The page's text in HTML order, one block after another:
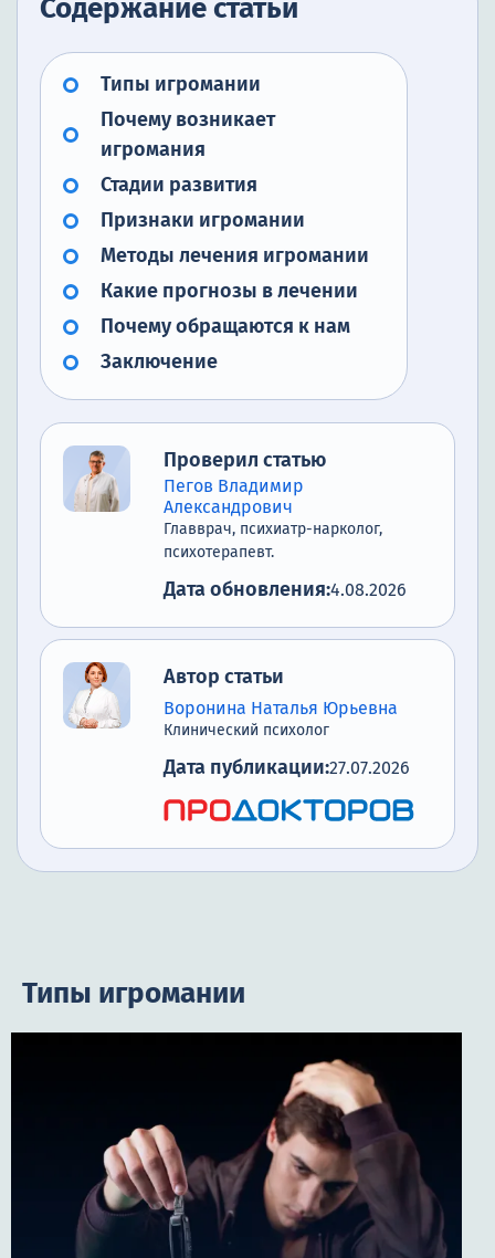
Содержание статьи
Типы игромании
Почему возникает
игромания
Стадии развития
Признаки игромании
Методы лечения игромании
Какие прогнозы в лечении
Почему обращаются к нам
Заключение
Проверил статью
Пегов Владимир
Александрович
Главврач, психиатр-нарколог,
психотерапевт.
Дата обновления:4.08.2026
Автор статьи
Воронина Наталья Юрьевна
Клинический психолог
Дата публикации:27.07.2026
Типы игромании